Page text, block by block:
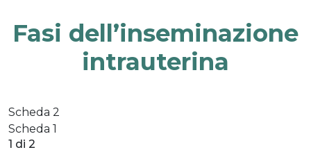
Fasi dell’inseminazione
intrauterina
Scheda 2
Scheda 1
1 di 2